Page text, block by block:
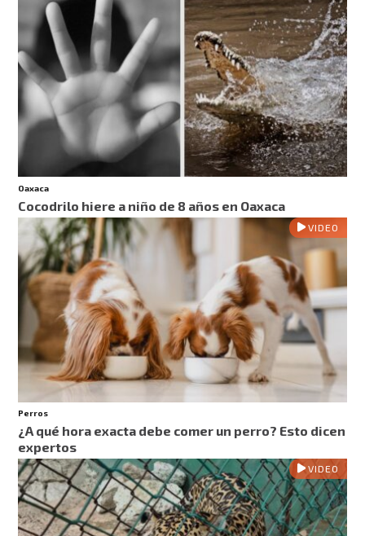
Oaxaca
Cocodrilo hiere a niño de 8 años en Oaxaca
VIDEO
Perros
¿A qué hora exacta debe comer un perro? Esto dicen
expertos
VIDEO